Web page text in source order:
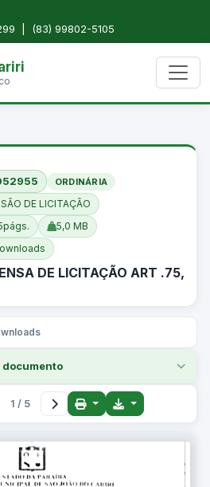
| (83) 99802-5105
ORDINÁRIA
DE LICITAÇÃO
págs.
5,0 MB
DE LICITAÇÃO ART .75,
1 / 5